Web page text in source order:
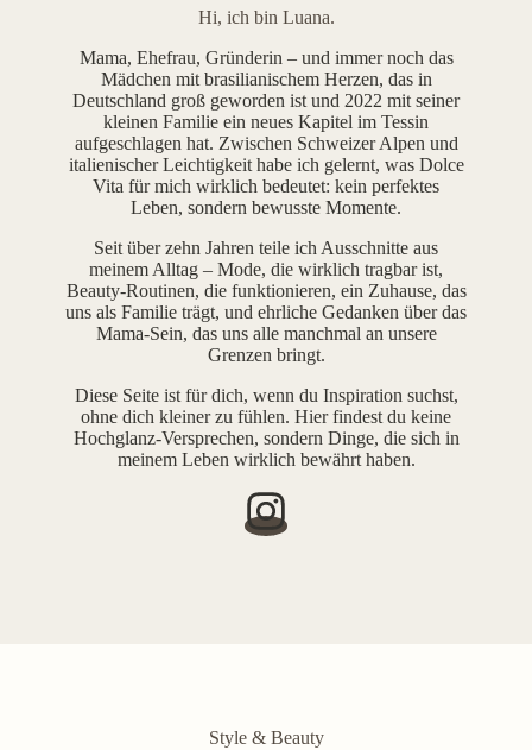
Hi, ich bin Luana.
Mama, Ehefrau, Gründerin – und immer noch das
Mädchen mit brasilianischem Herzen, das in
Deutschland groß geworden ist und 2022 mit seiner
kleinen Familie ein neues Kapitel im Tessin
aufgeschlagen hat. Zwischen Schweizer Alpen und
italienischer Leichtigkeit habe ich gelernt, was Dolce
Vita für mich wirklich bedeutet: kein perfektes
Leben, sondern bewusste Momente.
Seit über zehn Jahren teile ich Ausschnitte aus
meinem Alltag – Mode, die wirklich tragbar ist,
Beauty-Routinen, die funktionieren, ein Zuhause, das
uns als Familie trägt, und ehrliche Gedanken über das
Mama-Sein, das uns alle manchmal an unsere
Grenzen bringt.
Diese Seite ist für dich, wenn du Inspiration suchst,
ohne dich kleiner zu fühlen. Hier findest du keine
Hochglanz-Versprechen, sondern Dinge, die sich in
meinem Leben wirklich bewährt haben.
Style & Beauty